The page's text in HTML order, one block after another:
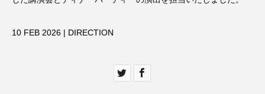
10 FEB 2026 | DIRECTION